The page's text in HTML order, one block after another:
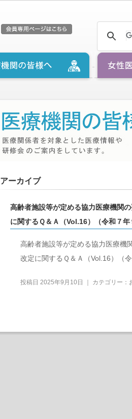
アーカイブ
高齢者施設等が定める協力医療機関
に関するＱ＆Ａ（Vol.16）（令和７年
高齢者施設等が定める協力医療機
改定に関するＱ＆Ａ（Vol.16）（
投稿日 2025年9月10日 ｜ カテゴリー：